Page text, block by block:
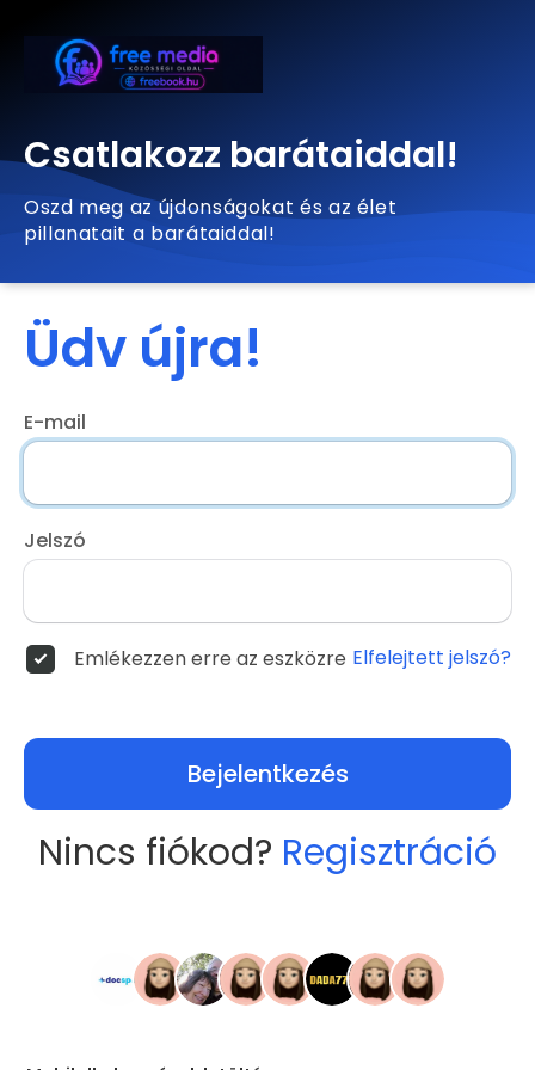
Csatlakozz barátaiddal!
Oszd meg az újdonságokat és az élet
pillanatait a barátaiddal!
Üdv újra!
E-mail
Jelszó
Emlékezzen erre az eszközre Elfelejtett jelszó?
Bejelentkezés
Nincs fiókod? Regisztráció